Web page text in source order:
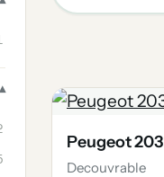
Peugeot 203
Decouvrable